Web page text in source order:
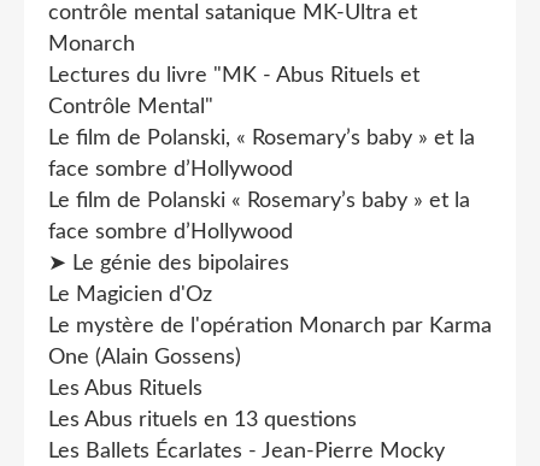
contrôle mental satanique MK-Ultra et
Monarch
Lectures du livre "MK - Abus Rituels et
Contrôle Mental"
Le film de Polanski, « Rosemary’s baby » et la
face sombre d’Hollywood
Le film de Polanski « Rosemary’s baby » et la
face sombre d’Hollywood
➤ Le génie des bipolaires
Le Magicien d'Oz
Le mystère de l'opération Monarch par Karma
One (Alain Gossens)
Les Abus Rituels
Les Abus rituels en 13 questions
Les Ballets Écarlates - Jean-Pierre Mocky